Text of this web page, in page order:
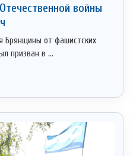
войны
Брянщины от фашистских
призван в ...